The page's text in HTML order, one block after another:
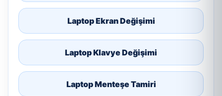
Laptop Ekran Değişimi
Laptop Klavye Değişimi
Laptop Menteşe Tamiri